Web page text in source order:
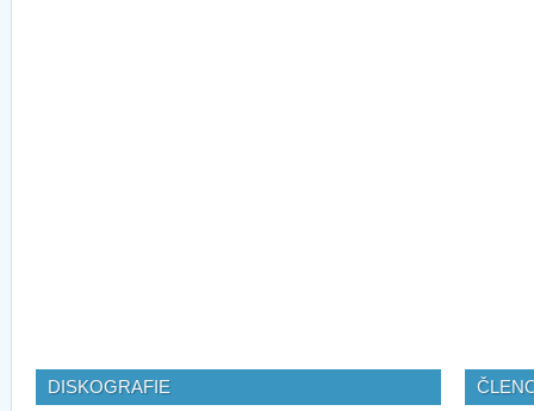
DISKOGRAFIE